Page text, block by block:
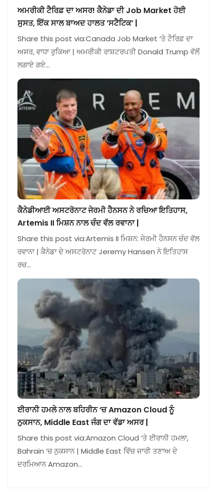
ਅਮਰੀਕੀ ਟੈਰਿਫ਼ ਦਾ ਅਸਰ! ਕੈਨੇਡਾ ਦੀ Job Market ਹੋਈ
ਸੁਸਤ, ਇੱਕ ਸਾਲ ਬਾਅਦ ਹਾਲਤ ‘ਸਟੈਟਿਕ’ |
Share this post via:Canada Job Market ‘ਤੇ ਟੈਰਿਫ਼ ਦਾ
ਅਸਰ, ਵਾਧਾ ਰੁਕਿਆ | ਅਮਰੀਕੀ ਰਾਸ਼ਟਰਪਤੀ Donald Trump ਵੱਲੋਂ
ਲਗਾਏ ਗਏ…
ਕੈਨੇਡੀਆਈ ਅਸਟਰੋਨਾਟ ਜੇਰਮੀ ਹੈਨਸਨ ਨੇ ਰਚਿਆ ਇਤਿਹਾਸ,
Artemis II ਮਿਸ਼ਨ ਨਾਲ ਚੰਦ ਵੱਲ ਰਵਾਨਾ |
Share this post via:Artemis II ਮਿਸ਼ਨ: ਜੇਰਮੀ ਹੈਨਸਨ ਚੰਦ ਵੱਲ
ਰਵਾਨਾ | ਕੈਨੇਡਾ ਦੇ ਅਸਟਰੋਨਾਟ Jeremy Hansen ਨੇ ਇਤਿਹਾਸ
ਰਚ…
ਈਰਾਨੀ ਹਮਲੇ ਨਾਲ ਬਹਿਰੀਨ ‘ਚ Amazon Cloud ਨੂੰ
ਨੁਕਸਾਨ, Middle East ਜੰਗ ਦਾ ਵੱਡਾ ਅਸਰ |
Share this post via:Amazon Cloud ‘ਤੇ ਈਰਾਨੀ ਹਮਲਾ,
Bahrain ‘ਚ ਨੁਕਸਾਨ | Middle East ਵਿੱਚ ਜਾਰੀ ਤਣਾਅ ਦੇ
ਦਰਮਿਆਨ Amazon…